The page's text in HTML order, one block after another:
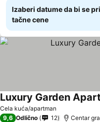
Izaberi datume da bi se
tačne cene
Cela kuća/apartman
Luxury Garden
9,6 Odlično 12 Centar